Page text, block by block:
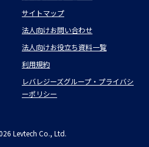
サイトマップ
法人向けお問い合わせ
法人向けお役立ち資料一覧
利用規約
レバレジーズグループ・プライバシ
ーポリシー
Levtech Co., Ltd.